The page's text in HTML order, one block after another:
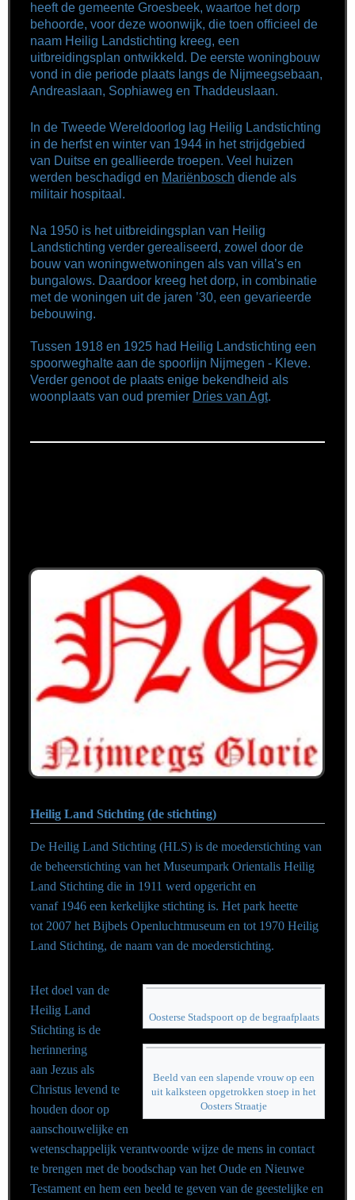
heeft de gemeente Groesbeek, waartoe het dorp
behoorde, voor deze woonwijk, die toen officieel de
naam Heilig Landstichting kreeg, een
uitbreidingsplan ontwikkeld. De eerste woningbouw
vond in die periode plaats langs de Nijmeegsebaan,
Andreaslaan, Sophiaweg en Thaddeuslaan.
In de Tweede Wereldoorlog lag Heilig Landstichting
in de herfst en winter van 1944 in het strijdgebied
van Duitse en geallieerde troepen. Veel huizen
werden beschadigd en Mariënbosch diende als
militair hospitaal.
Na 1950 is het uitbreidingsplan van Heilig
Landstichting verder gerealiseerd, zowel door de
bouw van woningwetwoningen als van villa’s en
bungalows. Daardoor kreeg het dorp, in combinatie
met de woningen uit de jaren ’30, een gevarieerde
bebouwing.
Tussen 1918 en 1925 had Heilig Landstichting een
spoorweghalte aan de spoorlijn Nijmegen - Kleve.
Verder genoot de plaats enige bekendheid als
woonplaats van oud premier Dries van Agt.
Heilig Land Stichting (de stichting)
De Heilig Land Stichting (HLS) is de moederstichting van
de beheerstichting van het Museumpark Orientalis Heilig
Land Stichting die in 1911 werd opgericht en
vanaf 1946 een kerkelijke stichting is. Het park heette
tot 2007 het Bijbels Openluchtmuseum en tot 1970 Heilig
Land Stichting, de naam van de moederstichting.
Oosterse Stadspoort op de begraafplaats
Beeld van een slapende vrouw op een
uit kalksteen opgetrokken stoep in het
Oosters Straatje
Het doel van de
Heilig Land
Stichting is de
herinnering
aan Jezus als
Christus levend te
houden door op
aanschouwelijke en
wetenschappelijk verantwoorde wijze de mens in contact
te brengen met de boodschap van het Oude en Nieuwe
Testament en hem een beeld te geven van de geestelijke en